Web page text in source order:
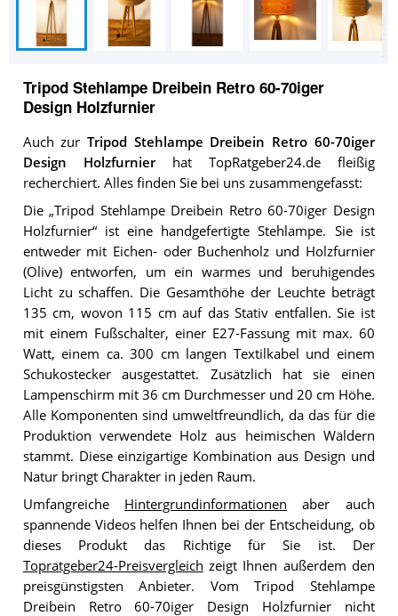
Tripod Stehlampe Dreibein Retro 60-70iger
Design Holzfurnier
Auch zurTripod Stehlampe Dreibein Retro 60-70iger
Design Holzfurnierhat TopRatgeber24.de fleißig
recherchiert. Alles finden Sie bei uns zusammengefasst:
Die „Tripod Stehlampe Dreibein Retro 60-70iger Design
Holzfurnier“ ist eine handgefertigte Stehlampe. Sie ist
entweder mit Eichen- oder Buchenholz und Holzfurnier
(Olive) entworfen, um ein warmes und beruhigendes
Licht zu schaffen. Die Gesamthöhe der Leuchte beträgt
135 cm, wovon 115 cm auf das Stativ entfallen. Sie ist
mit einem Fußschalter, einer E27-Fassung mit max. 60
Watt, einem ca. 300 cm langen Textilkabel und einem
Schukostecker ausgestattet. Zusätzlich hat sie einen
Lampenschirm mit 36 cm Durchmesser und 20 cm Höhe.
Alle Komponenten sind umweltfreundlich, da das für die
Produktion verwendete Holz aus heimischen Wäldern
stammt. Diese einzigartige Kombination aus Design und
Natur bringt Charakter in jeden Raum.
Umfangreiche Hintergrundinformationen aber auch
spannende Videos helfen Ihnen bei der Entscheidung, ob
dieses Produkt das Richtige für Sie ist. Der
Topratgeber24-Preisvergleich zeigt Ihnen außerdem den
preisgünstigsten Anbieter. Vom Tripod Stehlampe
Dreibein Retro 60-70iger Design Holzfurnier nicht